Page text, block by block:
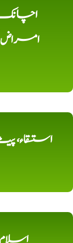
اچانک
امراض،
استسقاء،